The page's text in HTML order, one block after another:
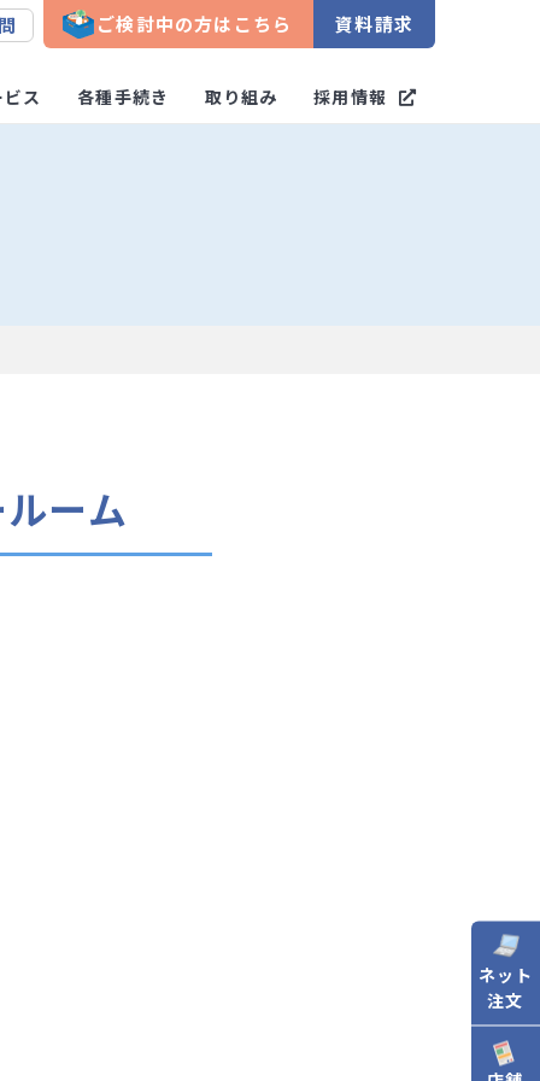
ネット
注文
ご検討中の方はこちら 資料請求
ス 各種手続き 取り組み 採用情報
ーム